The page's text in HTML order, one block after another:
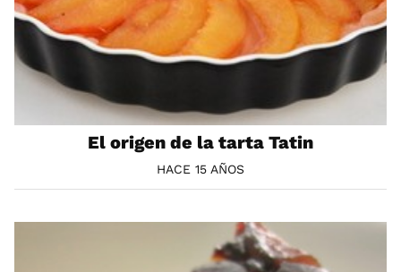
El origen de la tarta Tatin
HACE 15 AÑOS